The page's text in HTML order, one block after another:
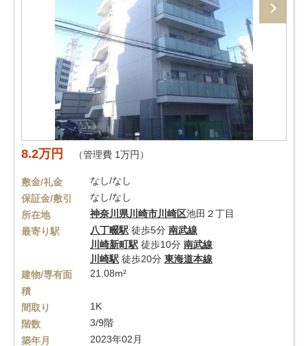
8.2万円 （管理費 1万円）
敷金/礼金
なし/なし
保証金/敷引
なし/なし
所在地
神奈川県川崎市川崎区池田２丁目
最寄り駅
八丁畷駅 徒歩5分 南武線
川崎新町駅 徒歩10分 南武線
川崎駅 徒歩20分 東海道本線
建物/専有面
積
21.08m²
間取り
1K
階数
3/9階
築年月
2023年02月